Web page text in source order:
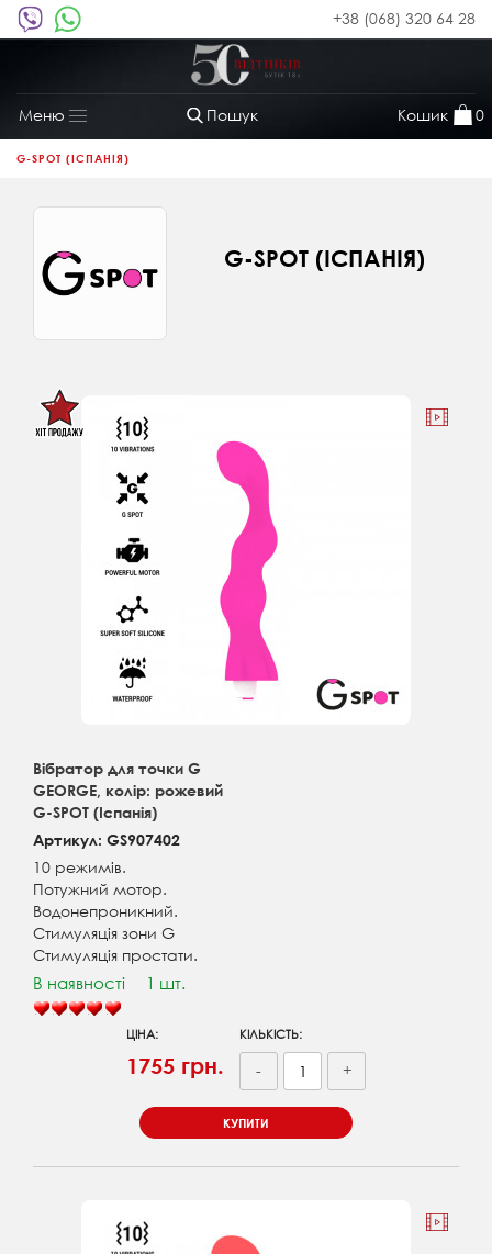
+38 (068) 320 64 28
Пошук Кошик 0
Меню
Toggle
navigation
G-SPOT (ІСПАНІЯ)
G-SPOT (ІСПАНІЯ)
Вібратор для точки G
GEORGE, колір: рожевий
G-SPOT (Іспанія)
Артикул: GS907402
10 режимів.
Потужний мотор.
Водонепроникний.
Стимуляція зони G
Стимуляція простати.
В наявності 1 шт.
ЦІНА:
1755 грн.
КІЛЬКІСТЬ:
- +
КУПИТИ